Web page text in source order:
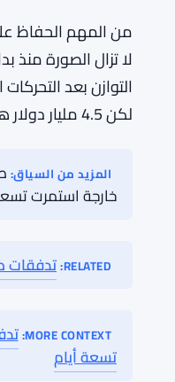
يتطلب عودة
أضافت التدفقات
كان من المفترض أن
أساسي. لكن يونيو
من المهم الحفاظ
التوازن بعد
المزيد من السياق: